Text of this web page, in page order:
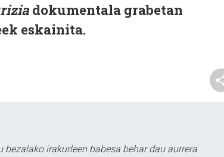
dokumentala grabetan
eskainita.
irakurleen babesa behar dau aurrera